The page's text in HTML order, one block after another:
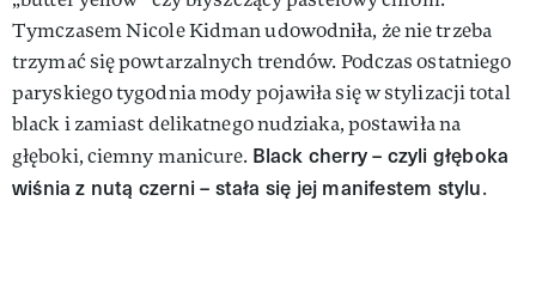
Tymczasem Nicole Kidman udowodniła, że nie trzeba
trzymać się powtarzalnych trendów. Podczas ostatniego
paryskiego tygodnia mody pojawiła się w stylizacji total
black i zamiast delikatnego nudziaka, postawiła na
głęboki, ciemny manicure. Black cherry – czyli głęboka
wiśnia z nutą czerni – stała się jej manifestem stylu.